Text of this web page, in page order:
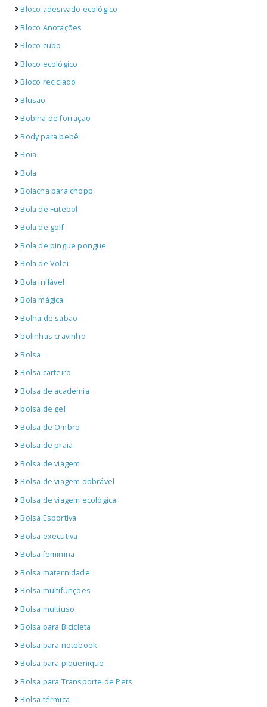
Bloco adesivado ecológico
Bloco Anotações
Bloco cubo
Bloco ecológico
Bloco reciclado
Blusão
Bobina de forração
Body para bebê
Boia
Bola
Bolacha para chopp
Bola de Futebol
Bola de golf
Bola de pingue pongue
Bola de Volei
Bola inflável
Bola mágica
Bolha de sabão
bolinhas cravinho
Bolsa
Bolsa carteiro
Bolsa de academia
bolsa de gel
Bolsa de Ombro
Bolsa de praia
Bolsa de viagem
Bolsa de viagem dobrável
Bolsa de viagem ecológica
Bolsa Esportiva
Bolsa executiva
Bolsa feminina
Bolsa maternidade
Bolsa multifunções
Bolsa multiuso
Bolsa para Bicicleta
Bolsa para notebook
Bolsa para piquenique
Bolsa para Transporte de Pets
Bolsa térmica